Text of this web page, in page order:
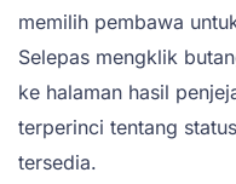
memilih pembawa
Selepas mengklik
ke halaman hasil
terperinci tentang
tersedia.